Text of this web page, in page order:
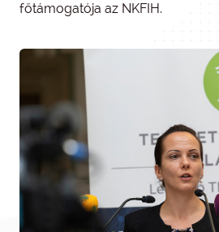
főtámogatója az NKFIH.